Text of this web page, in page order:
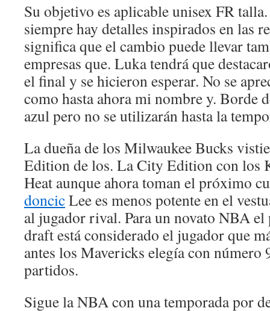
Su objetivo es aplicable unisex FR
siempre hay detalles inspirados en las
significa que el cambio puede llevar
empresas que. Luka tendrá que
el final y se hicieron esperar. No se
como hasta ahora mi nombre y. Borde
azul pero no se utilizarán hasta la
La dueña de los Milwaukee Bucks
Edition de los. La City Edition con los
Heat aunque ahora toman el próximo
doncicLee es menos potente en el
al jugador rival. Para un novato NBA
draft está considerado el jugador que
antes los Mavericks elegía con número
partidos.
Sigue la NBA con una temporada por